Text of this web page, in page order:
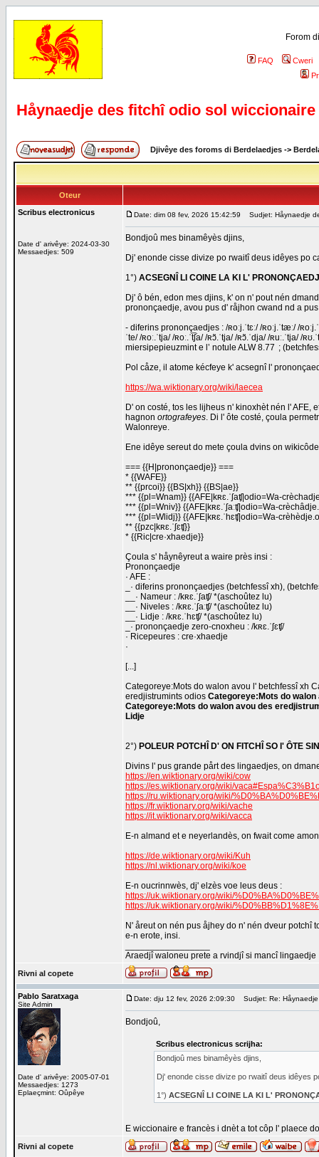
Forom
FAQ
Cweri
Håynaedje des fitchî odio sol wiccionaire
Djivêye des foroms di Berdelaedjes ->
Oteur
Scribus electronicus
Date d' arivêye: 2024-03-30
Messaedjes: 509
Date: dim 08 fev, 2026 15:42:59 Sudjet: Håynaedje
Bondjoû mes binamêyès djins,
Dj' enonde cisse divize po rwaitî deus idêyes po
1°) ACSEGNÎ LI COINE LA KI L'
Dj' ô bén, edon mes djins, k' on n' pout nén
prononçaedje, avou pus d' råjhon cwand nd a
- diferins prononçaedjes : /ʀoːj.ˈtɛː/ /ʀoːj.ˈtæː/ /
ˈte/ /ʀoː.ˈtja/ /ʀoː.ˈt͡ʃa/ /ʀɔ̃.ˈtja/ /ʀɔ̃.ˈdja/ /ʀuː.ˈtja/ /
miersipepieuzmint e l’ notule ALW 8.77 ;
Pol cåze, il atome kécfeye k' acsegnî l'
https://wa.wiktionary.org/wiki/laecea
D' on costé, tos les lijheus n' kinoxhèt nén l' AFE,
hagnon ortografeyes. Di l' ôte costé, çoula
Walonreye.
Ene idêye sereut do mete çoula dvins on
=== {{H|prononçaedje}} ===
* {{WAFE}}
** {{prcoi}} {{BS|xh}} {{BS|ae}}
*** {{pl=Wnam}} {{AFE|kʀɛ.ˈʃaʧ|odio=Wa-
*** {{pl=Wniv}} {{AFE|kʀɛ.ˈʃaːʧ|odio=Wa-
*** {{pl=Wlidj}} {{AFE|kʀɛ.ˈhɛʧ|odio=Wa-
** {{pzc|kʀɛ.ˈʃɛʧ}}
* {{Ric|cre·xhaedje}}
Çoula s' håynêyreut a waire près insi :
Prononçaedje
· AFE :
_· diferins prononçaedjes (betchfessî xh),
__· Nameur : /kʀɛ.ˈʃaʧ/ *(aschoûtez lu)
__· Niveles : /kʀɛ.ˈʃaːʧ/ *(aschoûtez lu)
__· Lidje : /kʀɛ.ˈhɛʧ/ *(aschoûtez lu)
_· prononçaedje zero-cnoxheu : /kʀɛ.ˈʃɛʧ/
· Ricepeures : cre·xhaedje
·
[...]
Categoreye:Mots do walon avou l' betchfessî xh
eredjistrumints odios Categoreye:Mots do
Categoreye:Mots do walon avou des
Lidje
2°) POLEUR POTCHÎ D' ON FITCHÎ SO l' ÔTE
Divins l' pus grande pårt des lingaedjes, on
https://en.wiktionary.org/wiki/cow
https://es.wiktionary.org/wiki/
https://ru.wiktionary.org/wiki/
https://fr.wiktionary.org/wiki/vache
https://it.wiktionary.org/wiki/vacca
E-n almand et e neyerlandès, on fwait come
https://de.wiktionary.org/wiki/Kuh
https://nl.wiktionary.org/wiki/koe
E-n oucrinnwès, dj' elzès voe leus deus :
https://uk.wiktionary.org/wiki/
https://uk.wiktionary.org/wiki/
N' åreut on nén pus åjhey do n' nén dveur potchî
e-n erote, insi.
Araedjî waloneu prete a rvindjî si mancî lingaedje
Rivni al copete
Pablo Saratxaga
Site Admin
Date d' arivêye: 2005-07-01
Messaedjes: 1273
Eplaeçmint: Oûpêye
Date: dju 12 fev, 2026 2:09:30 Sudjet: Re:
Bondjoû,
Scribus electronicus scrijha:
Bondjoû mes binamêyès djins,
Dj' enonde cisse divize po rwaitî deus idêyes
1°) ACSEGNÎ LI COINE LA KI L'
E wiccionaire e francès i dnèt a tot côp l' plaece
Rivni al copete